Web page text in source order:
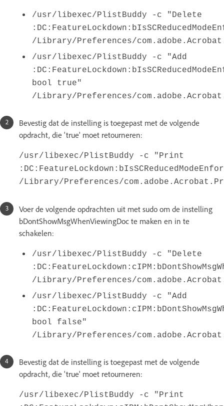
/usr/libexec/PlistBuddy -c "Delete
/Library/Preferences/
/usr/libexec/PlistBuddy -c "Add
bool true"
/Library/Preferences/
Bevestig dat de instelling is toegepast met de volgende
opdracht, die 'true' moet retourneren:
/usr/libexec/PlistBuddy -c "Print
/Library/Preferences/
Voer de volgende opdrachten uit met sudo om de instelling
bDontShowMsgWhenViewingDoc te maken en in te
schakelen:
/usr/libexec/PlistBuddy -c "Delete
/Library/Preferences/
/usr/libexec/PlistBuddy -c "Add
bool false"
/Library/Preferences/
Bevestig dat de instelling is toegepast met de volgende
opdracht, die 'true' moet retourneren:
/usr/libexec/PlistBuddy -c "Print